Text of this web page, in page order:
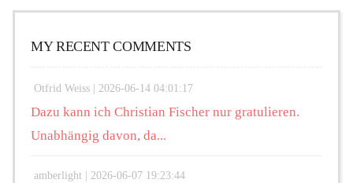
MY RECENT COMMENTS
Otfrid Weiss | 2026-06-14 04:01:17
Dazu kann ich Christian Fischer nur gratulieren.
Unabhängig davon, da...
amberlight | 2026-06-07 19:23:44